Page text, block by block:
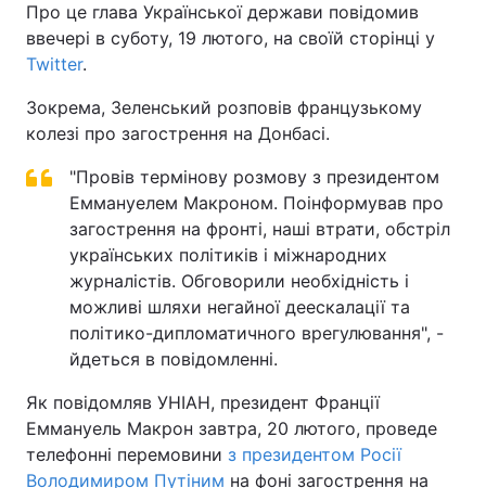
Про це глава Української держави повідомив
ввечері в суботу, 19 лютого, на своїй сторінці у
Twitter.
Зокрема, Зеленський розповів французькому
колезі про загострення на Донбасі.
"Провів термінову розмову з президентом
Еммануелем Макроном. Поінформував про
загострення на фронті, наші втрати, обстріл
українських політиків і міжнародних
журналістів. Обговорили необхідність і
можливі шляхи негайної деескалації та
політико-дипломатичного врегулювання", -
йдеться в повідомленні.
Як повідомляв УНІАН, президент Франції
Еммануель Макрон завтра, 20 лютого, проведе
телефонні перемовини з президентом Росії
Володимиром Путіним на фоні загострення на